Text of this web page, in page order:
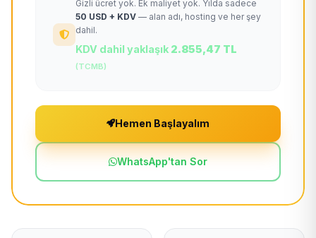
Gizli ücret yok. Ek maliyet yok. Yılda sadece
50 USD + KDV — alan adı, hosting ve her şey
dahil.
KDV dahil yaklaşık 2.855,47 TL
(TCMB)
Hemen Başlayalım
WhatsApp'tan Sor